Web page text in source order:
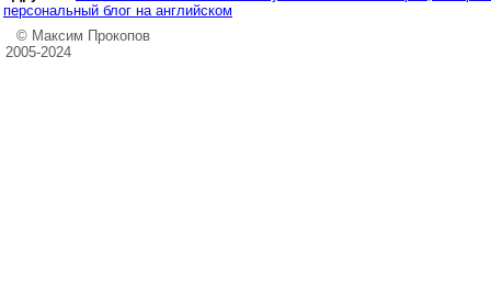
персональный блог на английском
© Максим Прокопов
2005-2024